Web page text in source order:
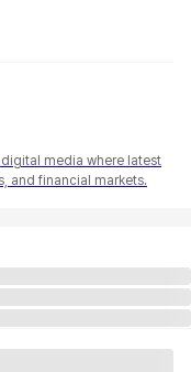
digital media where latest
and financial markets.